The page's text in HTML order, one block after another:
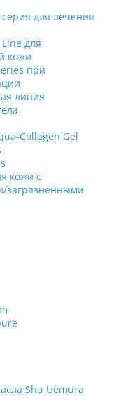
для лечения
для
кожи
при
линия
Collagen Gel
кожи с
Shu Uemura